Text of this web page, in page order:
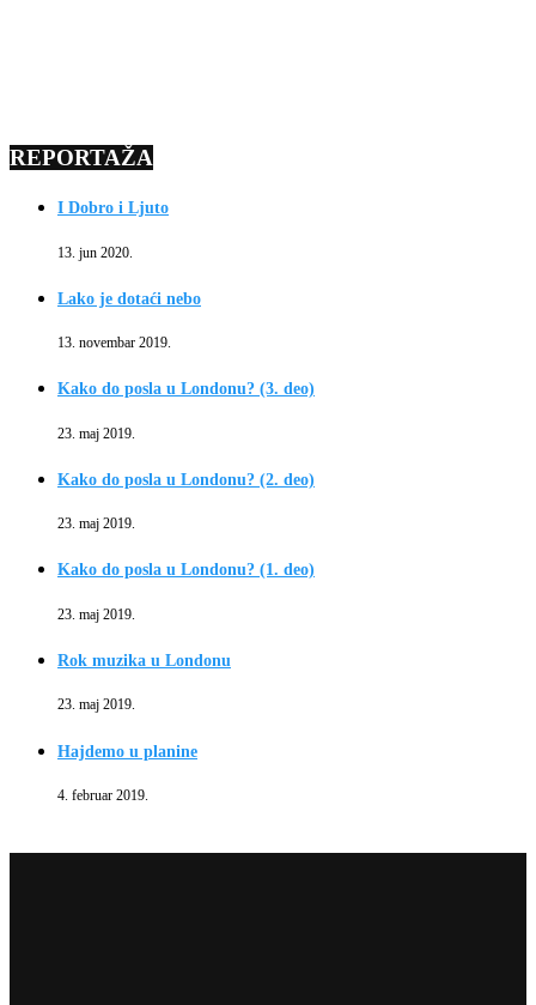
REPORTAŽA
I Dobro i Ljuto
13. jun 2020.
Lako je dotaći nebo
13. novembar 2019.
Kako do posla u Londonu? (3. deo)
23. maj 2019.
Kako do posla u Londonu? (2. deo)
23. maj 2019.
Kako do posla u Londonu? (1. deo)
23. maj 2019.
Rok muzika u Londonu
23. maj 2019.
Hajdemo u planine
4. februar 2019.